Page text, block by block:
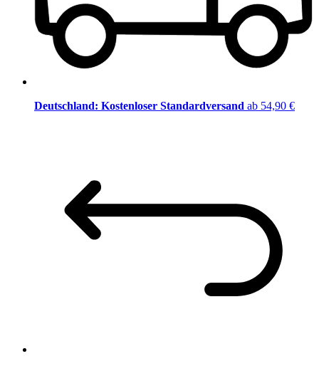
Deutschland: Kostenloser Standardversand ab 54,90 €